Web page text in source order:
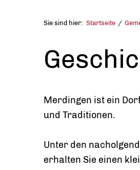
Sie sind hier: Startseite
Merdingen ist ein
und Traditionen.
Unter den
erhalten Sie einen